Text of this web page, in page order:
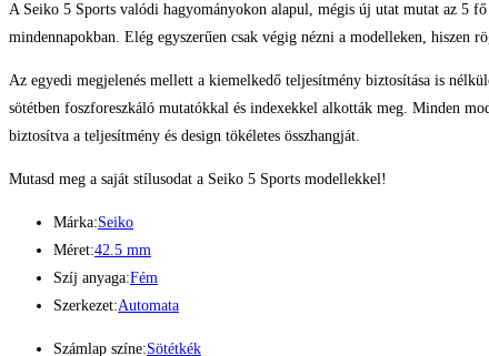
A Seiko 5 Sports valódi hagyományokon alapul, mégis új utat mutat az 5
mindennapokban. Elég egyszerűen csak végig nézni a modelleken, hiszen
Az egyedi megjelenés mellett a kiemelkedő teljesítmény biztosítása is
sötétben foszforeszkáló mutatókkal és indexekkel alkották meg. Minden
biztosítva a teljesítmény és design tökéletes összhangját.
Mutasd meg a saját stílusodat a Seiko 5 Sports modellekkel!
Márka:Seiko
Méret:42.5 mm
Szíj anyaga:Fém
Szerkezet:Automata
Számlap színe:Sötétkék